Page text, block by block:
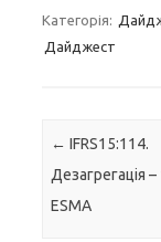
Категорія:
Дайджест
Навігація по
← IFRS15:114.
Дезагрегація
ESMA